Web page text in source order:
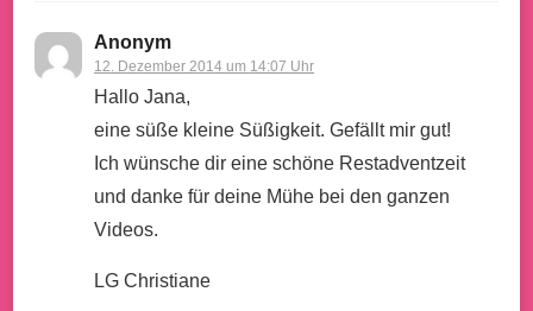
Anonym
12. Dezember 2014 um 14:07 Uhr
Hallo Jana,
eine süße kleine Süßigkeit. Gefällt mir gut!
Ich wünsche dir eine schöne Restadventzeit
und danke für deine Mühe bei den ganzen
Videos.
LG Christiane